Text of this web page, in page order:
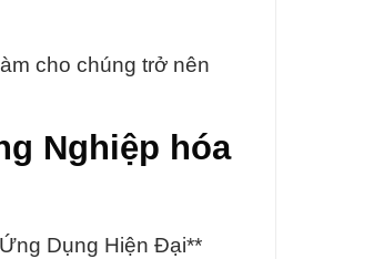
cho chúng trở nên
Nghiệp hóa
Dụng Hiện Đại**